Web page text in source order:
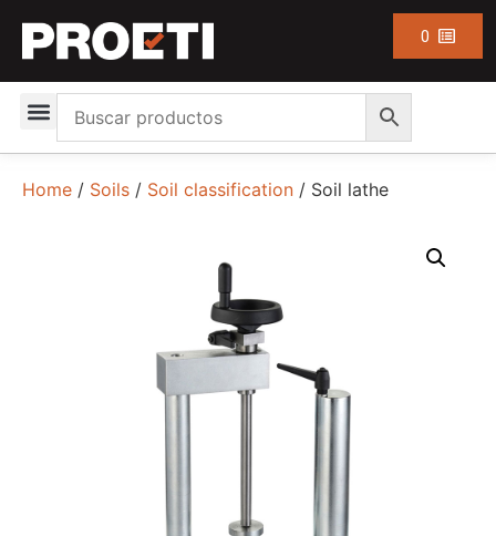
0
Home / Soils / Soil classification / Soil lathe